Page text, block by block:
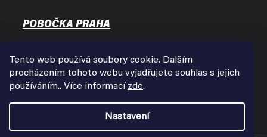
Tento web používá soubory cookie. Dalším
procházením tohoto webu vyjadřujete souhlas s jejich
používáním.. Více informací zde.
Nastavení
POBOČKA PRAHA
17000 Praha - Holešovice
Zobrazit na mapě